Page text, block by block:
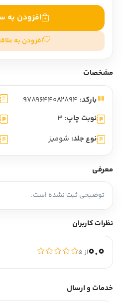
افزودن به
افزودن به
مشخصات
بارکد:
نوبت چاپ: 3
نوع جلد: شومیز
معرفی
توضیحی ثبت نشده است.
نظرات کاربران
0.0از ۵
خدمات و ارسال